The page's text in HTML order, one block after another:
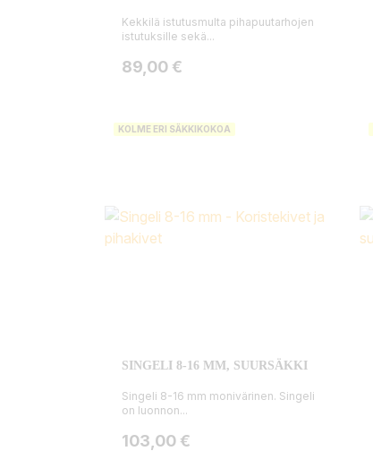
Kekkilä istutusmulta pihapuutarhojen
istutuksille sekä...
Hinta
89,00 €
KOLME ERI SÄKKIKOKOA
SINGELI 8-16 MM, SUURSÄKKI
Singeli 8-16 mm monivärinen. Singeli
on luonnon...
Hinta
103,00 €